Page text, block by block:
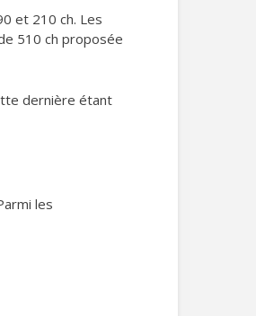
et 210 ch. Les
510 ch proposée
dernière étant
les